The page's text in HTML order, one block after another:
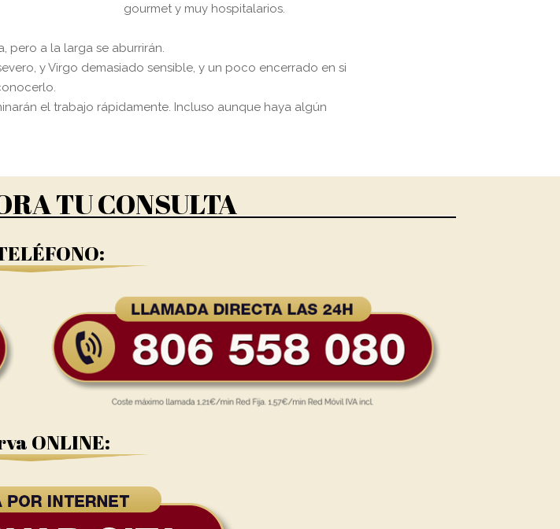
gourmet y muy hospitalarios.
pero a la larga se aburrirán.
y Virgo demasiado sensible, y un poco encerrado en si
el trabajo rápidamente. Incluso aunque haya algún
TU CONSULTA
ONLINE: